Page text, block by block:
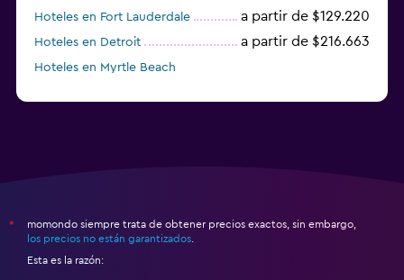
Hoteles en Fort Lauderdale a partir de $129.220
Hoteles en Detroit a partir de $216.663
Hoteles en Myrtle Beach
*
momondo siempre trata de obtener precios exactos, sin embargo,
los precios no están garantizados
Esta es la razón: